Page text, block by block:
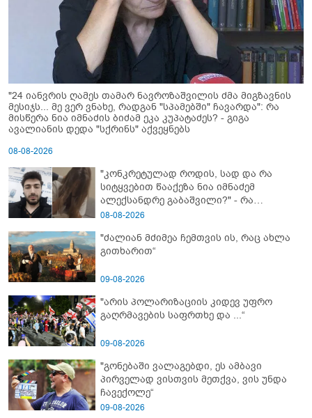
"24 იანვრის ღამეს თამარ ნავროზაშვილის ძმა მიგზავნის
მესიჯს... მე ვერ ვნახე, რადგან "სპამებში" ჩავარდა": რა
მისწერა ნია იმნაძის ბიძამ ეკა კუპატაძეს? - გიგა
ავალიანის დედა "სქრინს" აქვეყნებს
08-08-2026
"კონკრეტულად როდის, სად და რა
სიტყვებით წააქეზა ნია იმნაძემ
ალექსანდრე გაბაშვილი?" - რა
მიმართვას ავრცელებს ნია იმნაძის
08-08-2026
"ძალიან მძიმეა ჩემთვის ის, რაც ახლა
გითხარით“
09-08-2026
"არის პოლარიზაციის კიდევ უფრო
გაღრმავების საფრთხე და ...“
09-08-2026
"გონებაში ვალაგებდი, ეს ამბავი
პირველად ვისთვის მეთქვა, ვის უნდა
ჩავექოლე“
09-08-2026